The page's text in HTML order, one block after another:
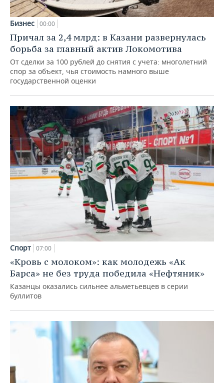
Бизнес 00:00
Причал за 2,4 млрд: в Казани развернулась
борьба за главный актив Локомотива
От сделки за 100 рублей до снятия с учета: многолетний
спор за объект, чья стоимость намного выше
государственной оценки
Спорт 07:00
«Кровь с молоком»: как молодежь «Ак
Барса» не без труда победила «Нефтяник»
Казанцы оказались сильнее альметьевцев в серии
буллитов